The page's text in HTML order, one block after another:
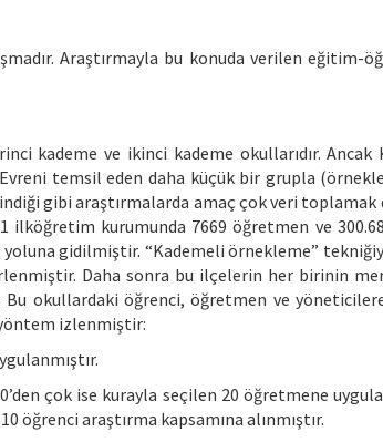
Araştırmayla bu konuda verilen eğitim-
kademe ve ikinci kademe okullarıdır. Ancak
temsil eden daha küçük bir grupla
gibi araştırmalarda amaç çok veri toplamak
ilköğretim kurumunda 7669 öğretmen ve
gidilmiştir. “Kademeli örnekleme”
Daha sonra bu ilçelerin her birinin
okullardaki öğrenci, öğretmen ve
izlenmiştir:
çok ise kurayla seçilen 20 öğretmene
öğrenci araştırma kapsamına alınmıştır.